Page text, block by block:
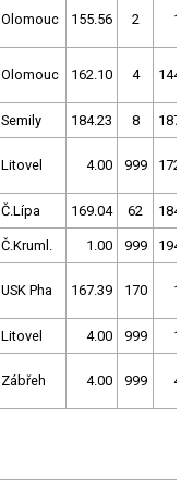
Olomouc 155.56 2
Olomouc 162.10 4
Semily 184.23 8
Litovel 4.00 999
Č.Lípa 169.04 62
Č.Kruml. 1.00 999
USK Pha 167.39 170
Litovel 4.00 999
Zábřeh 4.00 999